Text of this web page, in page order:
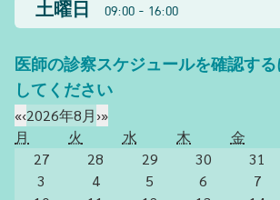
土曜日
09:00 - 16:00
医師の診察スケジュールを確認す
してください
«‹2026年8月›»
月
火 水 木 金
27
28 29 30 31
3
4 5 6 7